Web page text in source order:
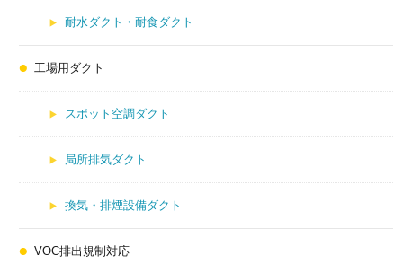
耐水ダクト・耐食ダクト
工場用ダクト
スポット空調ダクト
局所排気ダクト
換気・排煙設備ダクト
VOC排出規制対応